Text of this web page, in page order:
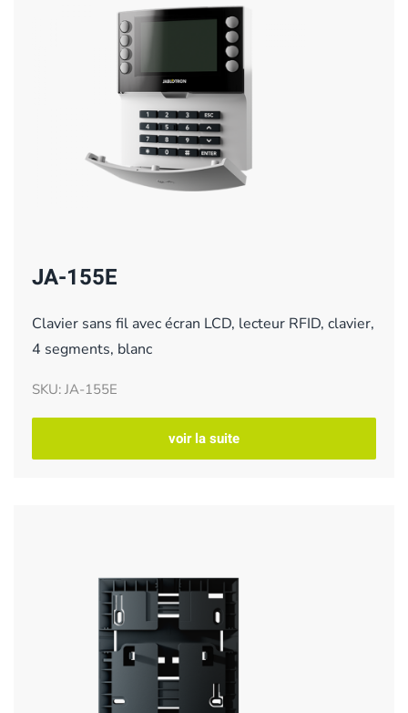
JA-155E
Clavier sans fil avec écran LCD, lecteur RFID, clavier,
4 segments, blanc
SKU: JA-155E
voir la suite